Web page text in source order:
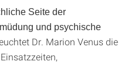
Seite der
und psychische
Dr. Marion Venus die